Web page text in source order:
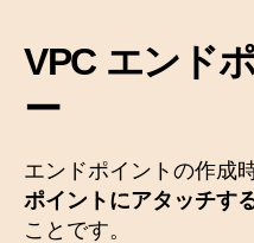
VPC エンド
ー
エンドポイントの作成
ポイントにアタッチす
ことです。